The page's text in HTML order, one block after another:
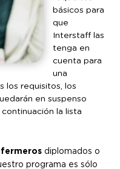
básicos para
que
Interstaff las
tenga en
cuenta para
una
los requisitos, los
en suspenso
la lista
diplomados o
programa es sólo